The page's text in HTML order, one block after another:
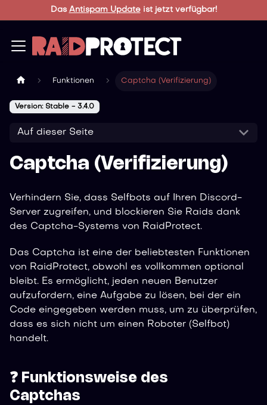
Das Antispam Updateist jetzt verfügbar!
Funktionen Captcha (Verifizierung)
Version: Stable - 3.4.0
Auf dieser Seite
Captcha (Verifizierung)
Verhindern Sie, dass Selfbots auf Ihren Discord-
Server zugreifen, und blockieren Sie Raids dank
des Captcha-Systems von RaidProtect.
Das Captcha ist eine der beliebtesten Funktionen
von RaidProtect, obwohl es vollkommen optional
bleibt. Es ermöglicht, jeden neuen Benutzer
aufzufordern, eine Aufgabe zu lösen, bei der ein
Code eingegeben werden muss, um zu überprüfen,
dass es sich nicht um einen Roboter (Selfbot)
handelt.
❓ Funktionsweise des
Captchas